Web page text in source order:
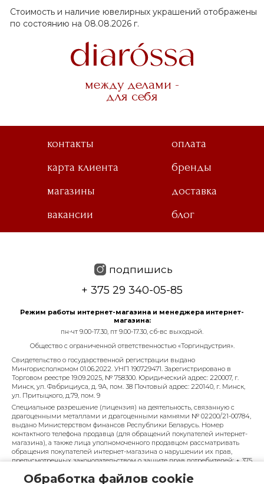
Стоимость и наличие ювелирных украшений отображены
по состоянию на 08.08.2026 г.
между делами -
для себя
контакты
оплата
карта клиента
бренды
магазины
доставка
вакансии
блог
подпишись
+ 375 29 340-05-85
Режим работы интернет-магазина и менеджера интернет-
магазина:
пн-чт 9.00-17.30, пт 9.00-17.30, сб-вс выходной.
Общество с ограниченной ответственностью «Торгиндустрия».
Свидетельство о государственной регистрации выдано
Мингорисполкомом 01.06.2022. УНП 190729471. Зарегистрировано в
Торговом реестре 19.09.2025, № 758300. Юридический адрес: 220007, г.
Минск, ул. Фабрициуса, д. 9А, пом. 38 Почтовый адрес: 220140, г. Минск,
ул. Притыцкого, д.79, пом. 9
Специальное разрешение (лицензия) на деятельность, связанную с
драгоценными металлами и драгоценными камнями № 02200/21-00784,
выдано Министерством финансов Республики Беларусь. Номер
контактного телефона продавца (для обращений покупателей интернет-
магазина), а также лица уполномоченного продавцом рассматривать
обращения покупателей интернет-магазина о нарушении их прав,
предусмотренных законодательством о защите прав потребителей: + 375
управления по работе с обращениями граждан и юридических лиц
Обработка файлов cookie